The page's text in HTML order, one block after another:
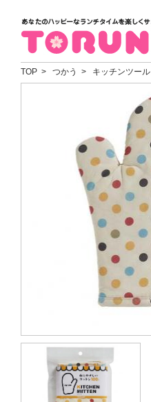
TOP > つかう > キッチンツール